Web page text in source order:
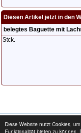
Diese Website nutzt Cookies,
Funktionalität bieten zu können.
Diesen Artikel jetzt in den
belegtes Baguette mit
Stck.
Copyright © 2008 - 2026